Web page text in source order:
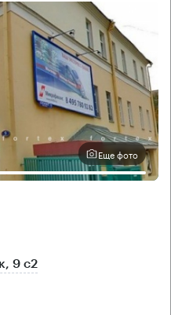
Еще фото
9 с2